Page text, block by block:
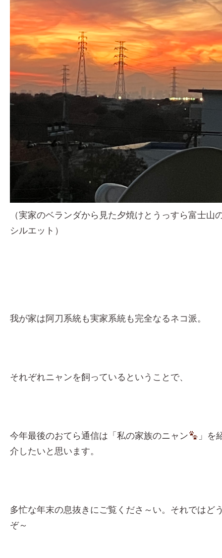
（実家のベランダから見た夕焼けとうっすら富士山
シルエット）
我が家は阿刀系統も実家系統も完全なるネコ派。
それぞれニャンを飼っているということで、
今年最後のおてら通信は「私の家族のニャン
」を
介したいと思います。
多忙な年末の息抜きにご覧くださ～い。それではど
ぞ～